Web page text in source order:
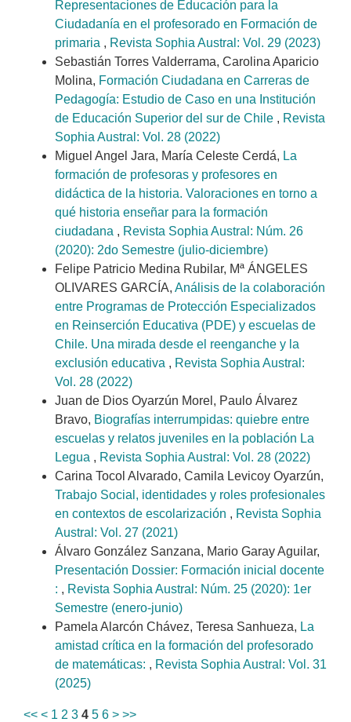
Representaciones de Educación para la
Ciudadanía en el profesorado en Formación de
primaria , Revista Sophia Austral: Vol. 29 (2023)
Sebastián Torres Valderrama, Carolina Aparicio
Molina, Formación Ciudadana en Carreras de
Pedagogía: Estudio de Caso en una Institución
de Educación Superior del sur de Chile , Revista
Sophia Austral: Vol. 28 (2022)
Miguel Angel Jara, María Celeste Cerdá, La
formación de profesoras y profesores en
didáctica de la historia. Valoraciones en torno a
qué historia enseñar para la formación
ciudadana , Revista Sophia Austral: Núm. 26
(2020): 2do Semestre (julio-diciembre)
Felipe Patricio Medina Rubilar, Mª ÁNGELES
OLIVARES GARCÍA, Análisis de la colaboración
entre Programas de Protección Especializados
en Reinserción Educativa (PDE) y escuelas de
Chile. Una mirada desde el reenganche y la
exclusión educativa , Revista Sophia Austral:
Vol. 28 (2022)
Juan de Dios Oyarzún Morel, Paulo Álvarez
Bravo, Biografías interrumpidas: quiebre entre
escuelas y relatos juveniles en la población La
Legua , Revista Sophia Austral: Vol. 28 (2022)
Carina Tocol Alvarado, Camila Levicoy Oyarzún,
Trabajo Social, identidades y roles profesionales
en contextos de escolarización , Revista Sophia
Austral: Vol. 27 (2021)
Álvaro González Sanzana, Mario Garay Aguilar,
Presentación Dossier: Formación inicial docente
: , Revista Sophia Austral: Núm. 25 (2020): 1er
Semestre (enero-junio)
Pamela Alarcón Chávez, Teresa Sanhueza, La
amistad crítica en la formación del profesorado
de matemáticas: , Revista Sophia Austral: Vol. 31
(2025)
<< < 1 2 3 4 5 6 > >>